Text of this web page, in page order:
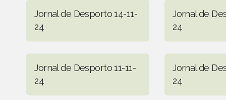
Jornal de Desporto 14-11-
24
Jornal de
24
Jornal de Desporto 11-11-
24
Jornal de
24